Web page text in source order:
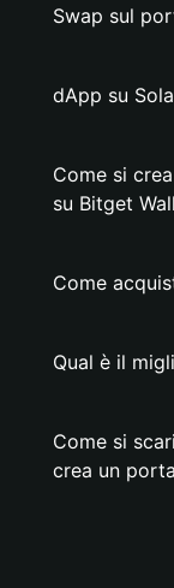
Swap sul
dApp su
Come si
su Bitget
Come
Qual è il
Come si
crea un